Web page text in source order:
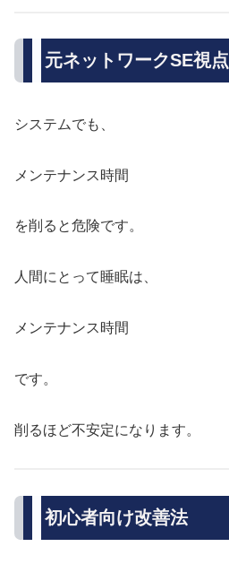
元ネットワークSE視点
システムでも、
メンテナンス時間
を削ると危険です。
人間にとって睡眠は、
メンテナンス時間
です。
削るほど不安定になります。
初心者向け改善法